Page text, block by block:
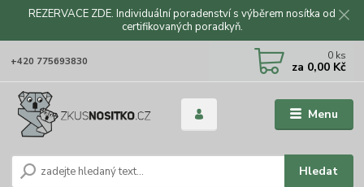
REZERVACE ZDE. Individuální poradenství s výběrem nosítka od
certifikovaných poradkyň.
Menu
Hledat
+420 775693830 0 ks
za 0,00 Kč